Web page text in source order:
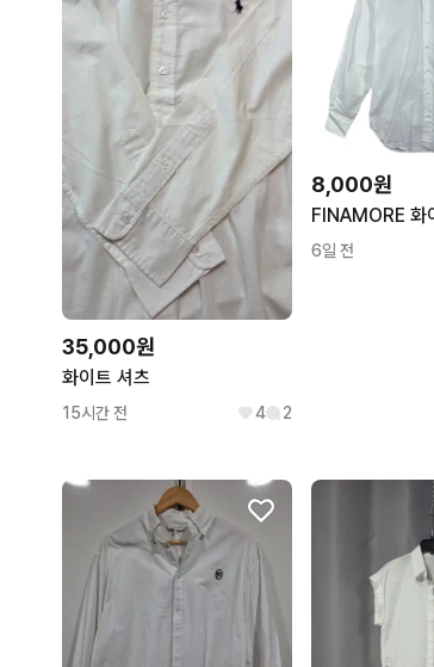
35,000원
화이트 셔츠
15시간 전 4 2
8,000원
6일 전